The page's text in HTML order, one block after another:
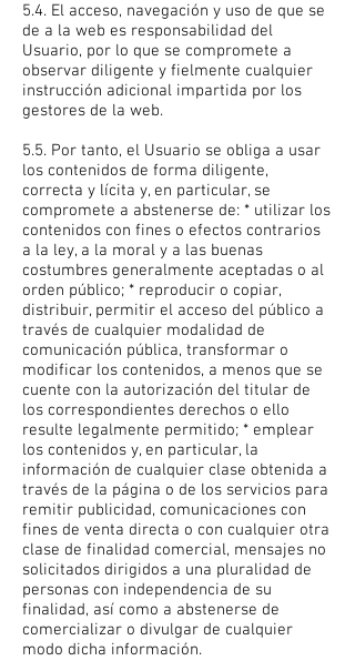
5.4. El acceso, navegación y uso de que se
de a la web es responsabilidad del
Usuario, por lo que se compromete a
observar diligente y fielmente cualquier
instrucción adicional impartida por los
gestores de la web.
5.5. Por tanto, el Usuario se obliga a usar
los contenidos de forma diligente,
correcta y lícita y, en particular, se
compromete a abstenerse de: * utilizar los
contenidos con fines o efectos contrarios
a la ley, a la moral y a las buenas
costumbres generalmente aceptadas o al
orden público; * reproducir o copiar,
distribuir, permitir el acceso del público a
través de cualquier modalidad de
comunicación pública, transformar o
modificar los contenidos, a menos que se
cuente con la autorización del titular de
los correspondientes derechos o ello
resulte legalmente permitido; * emplear
los contenidos y, en particular, la
información de cualquier clase obtenida a
través de la página o de los servicios para
remitir publicidad, comunicaciones con
fines de venta directa o con cualquier otra
clase de finalidad comercial, mensajes no
solicitados dirigidos a una pluralidad de
personas con independencia de su
finalidad, así como a abstenerse de
comercializar o divulgar de cualquier
modo dicha información.